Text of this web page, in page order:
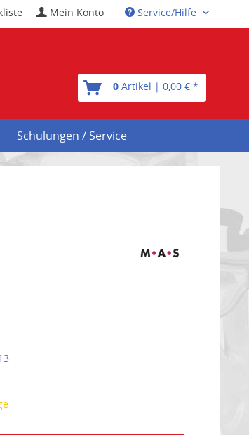
Service/Hilfe
Mein Konto
0 Artikel | 0,00 € *
Schulungen / Service